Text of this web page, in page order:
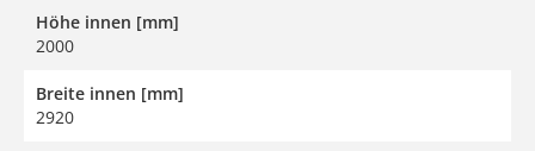
Höhe innen [mm]
2000
Breite innen [mm]
2920